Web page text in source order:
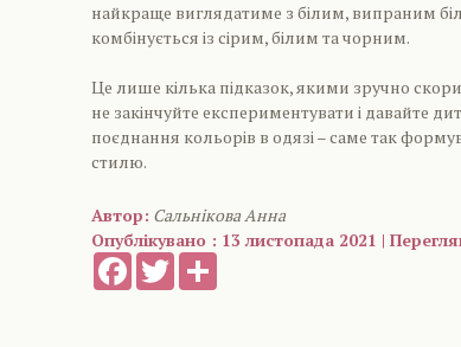
найкраще виглядатиме з білим, випраним
комбінується із сірим, білим та чорним.
Це лише кілька підказок, якими зручно
не закінчуйте експериментувати і давайте
поєднання кольорів в одязі – саме так
стилю.
Автор: Сальнікова Анна
Опублікувано : 13 листопада 2021 |
FacebookTwitter